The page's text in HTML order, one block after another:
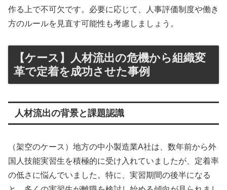
作る上で不可欠です。必要に応じて、人事評価制度や働き
方のルールを見直す可能性も考慮しましょう。
【ケース】人材流出の危機から組織変
革で定着を成功させた事例
人材流出の背景と課題認識
（架空のケース）地方の中小製造業A社は、数年前から外
国人技能実習生を積極的に受け入れていましたが、定着率
の低さに悩んでいました。特に、実習期間の後半になる